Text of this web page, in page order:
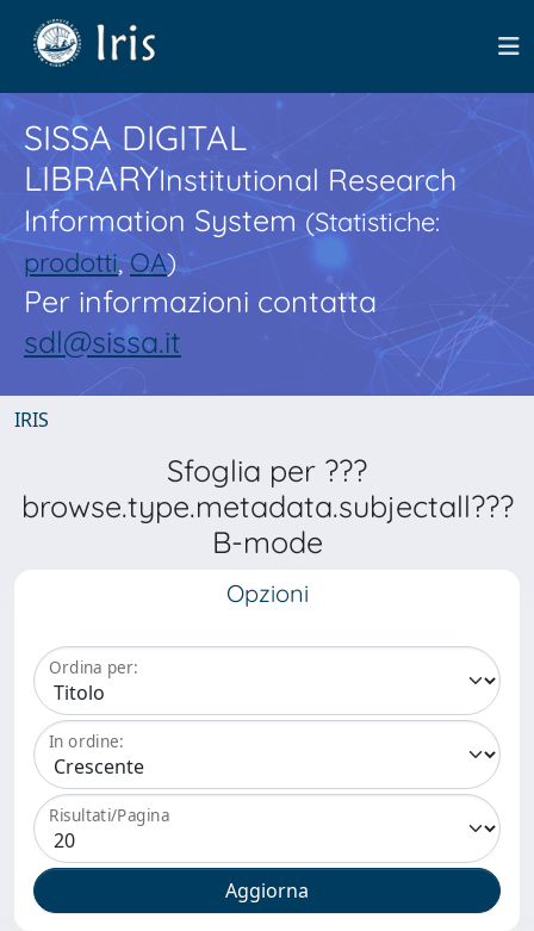
SISSA DIGITAL
LIBRARYInstitutional Research
Information System(Statistiche:
prodotti,OA)
Per informazioni contatta
sdl@sissa.it
IRIS
Sfoglia per ???
browse.type.metadata.subjectall???
B-mode
Opzioni
Ordina per:
In ordine:
Risultati/Pagina